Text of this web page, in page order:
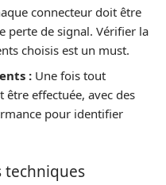
connecteur doit être
perte de signal. Vérifier la
choisis est un must.
: Une fois tout
effectuée, avec des
pour identifier
techniques